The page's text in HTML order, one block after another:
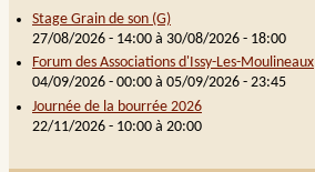
Stage Grain de son (G)
27/08/2026 - 14:00 à 30/08/2026 - 18:00
Forum des Associations d'Issy-Les-Moulineaux
04/09/2026 - 00:00 à 05/09/2026 - 23:45
Journée de la bourrée 2026
22/11/2026 - 10:00 à 20:00